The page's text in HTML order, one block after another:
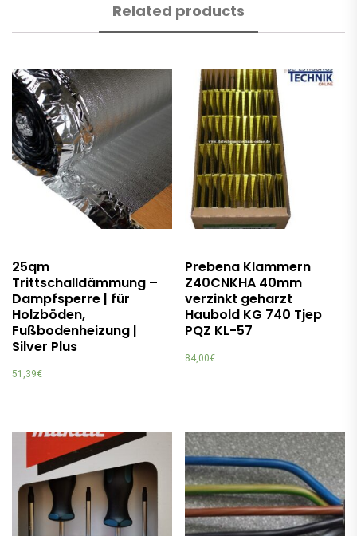
Related products
25qm
Trittschalldämmung –
Dampfsperre | für
Holzböden,
Fußbodenheizung |
Silver Plus
51,39€
Prebena Klammern
Z40CNKHA 40mm
verzinkt geharzt
Haubold KG 740 Tjep
PQZ KL-57
84,00€